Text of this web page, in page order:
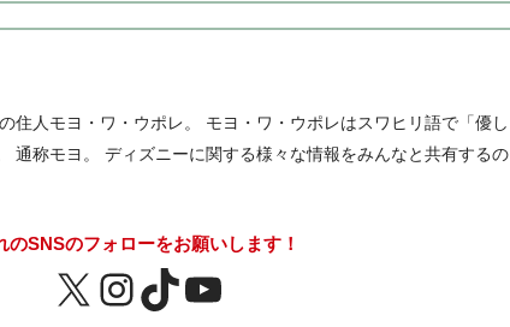
住人モヨ・ワ・ウポレ。 モヨ・ワ・ウポレはスワヒリ語で「優し
通称モヨ。 ディズニーに関する様々な情報をみんなと共有するの
SNSのフォローをお願いします！